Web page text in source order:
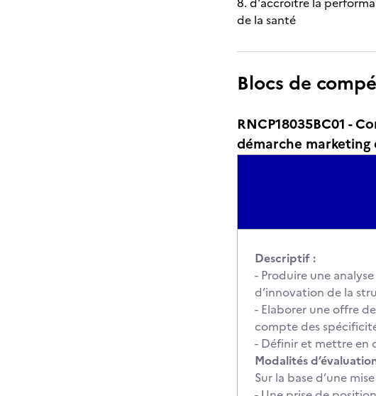
de la santé
Blocs de
RNCP18035BC01 -
démarche
Descriptif :
- Produire une
d’innovation de la
- Elaborer une offre
compte des
- Définir et mettre
Modalités
Sur la base d’une